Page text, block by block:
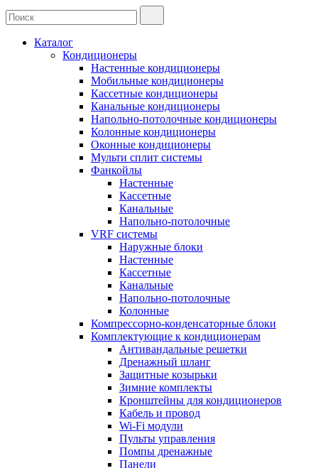
Каталог
Кондиционеры
Настенные кондиционеры
Мобильные кондиционеры
Кассетные кондиционеры
Канальные кондиционеры
Напольно-потолочные кондиционеры
Колонные кондиционеры
Оконные кондиционеры
Мульти сплит системы
Фанкойлы
Настенные
Кассетные
Канальные
Напольно-потолочные
VRF системы
Наружные блоки
Настенные
Кассетные
Канальные
Напольно-потолочные
Колонные
Компрессорно-конденсаторные блоки
Комплектующие к кондиционерам
Антивандальные решетки
Дренажный шланг
Защитные козырьки
Зимние комплекты
Кронштейны для кондиционеров
Кабель и провод
Wi-Fi модули
Пульты управления
Помпы дренажные
Панели